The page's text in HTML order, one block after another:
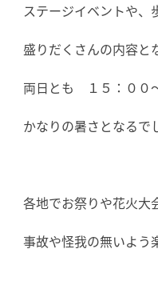
ステージイベントや
盛りだくさんの内容と
両日とも １５：００
かなりの暑さとなる
各地でお祭りや花火大
事故や怪我の無いよう